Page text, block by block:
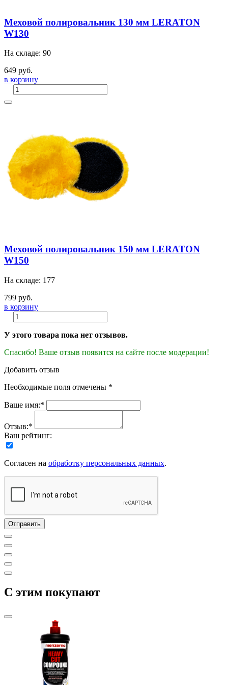
Меховой полировальник 130 мм LERATON
W130
На складе: 90
649 руб.
в корзину
Меховой полировальник 150 мм LERATON
W150
На складе: 177
799 руб.
в корзину
У этого товара пока нет отзывов.
Спасибо! Ваше отзыв появится на сайте после модерации!
Добавить отзыв
Необходимые поля отмечены *
Ваше имя:*
Отзыв:*
Ваш рейтинг:
Согласен на обработку персональных данных.
C этим покупают